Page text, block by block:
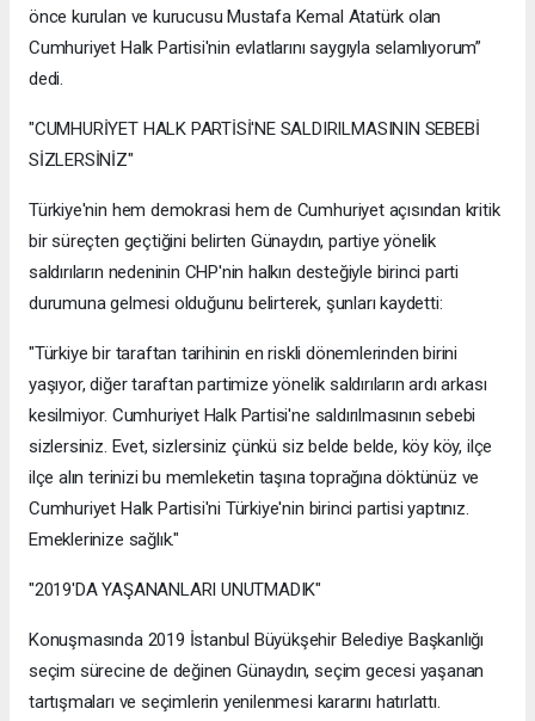
önce kurulan ve kurucusu Mustafa Kemal Atatürk olan
Cumhuriyet Halk Partisi'nin evlatlarını saygıyla selamlıyorum”
dedi.
"CUMHURİYET HALK PARTİSİ'NE SALDIRILMASININ SEBEBİ
SİZLERSİNİZ"
Türkiye'nin hem demokrasi hem de Cumhuriyet açısından kritik
bir süreçten geçtiğini belirten Günaydın, partiye yönelik
saldırıların nedeninin CHP'nin halkın desteğiyle birinci parti
durumuna gelmesi olduğunu belirterek, şunları kaydetti:
"Türkiye bir taraftan tarihinin en riskli dönemlerinden birini
yaşıyor, diğer taraftan partimize yönelik saldırıların ardı arkası
kesilmiyor. Cumhuriyet Halk Partisi'ne saldırılmasının sebebi
sizlersiniz. Evet, sizlersiniz çünkü siz belde belde, köy köy, ilçe
ilçe alın terinizi bu memleketin taşına toprağına döktünüz ve
Cumhuriyet Halk Partisi'ni Türkiye'nin birinci partisi yaptınız.
Emeklerinize sağlık."
"2019'DA YAŞANANLARI UNUTMADIK"
Konuşmasında 2019 İstanbul Büyükşehir Belediye Başkanlığı
seçim sürecine de değinen Günaydın, seçim gecesi yaşanan
tartışmaları ve seçimlerin yenilenmesi kararını hatırlattı.